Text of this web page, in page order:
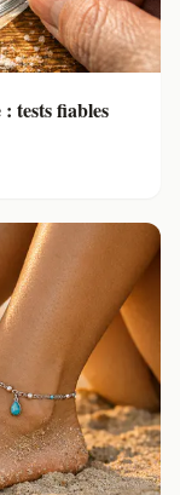
tests fiables